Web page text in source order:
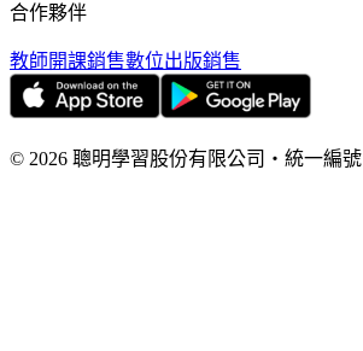
合作夥伴
教師開課銷售數位出版銷售
© 2026 聰明學習股份有限公司 ・ 統一編號